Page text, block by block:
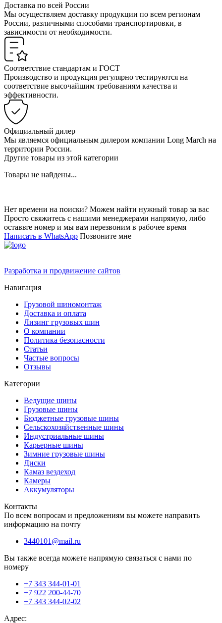
Доставка по всей России
Мы осуществляем доставку продукции по всем регионам
России, различными способами транспортировки, в
зависимости от необходимости.
Соответствие стандартам и ГОСТ
Производство и продукция регулярно тестируются на
соответствие высочайшим требованиям качества и
эффективности.
Официальный дилер
Мы являемся официальным дилером компании Long March на
территории России.
Другие товары из этой категории
Товары не найдены...
Нет времени на поиски? Можем найти нужный товар за вас
Просто свяжитесь с нашими менеджерами напрямую, либо
оставьте номер и мы вам перезвоним в рабочее время
Написать в WhatsApp Позвоните мне
Разработка и продвижение сайтов
Навигация
Грузовой шиномонтаж
Доставка и оплата
Лизинг грузовых шин
О компании
Политика безопасности
Статьи
Частые вопросы
Отзывы
Категории
Ведущие шины
Грузовые шины
Бюджетные грузовые шины
Сельскохозяйственные шины
Индустриальные шины
Карьерные шины
Зимние грузовые шины
Диски
Камаз вездеход
Камеры
Аккумуляторы
Контакты
По всем вопросам и предложениям вы можете направить
информацию на почту
3440101@mail.ru
Вы также всегда можете напрямую связаться с нами по
номеру
+7 343 344-01-01
+7 922 200-44-70
+7 343 344-02-02
Адрес: